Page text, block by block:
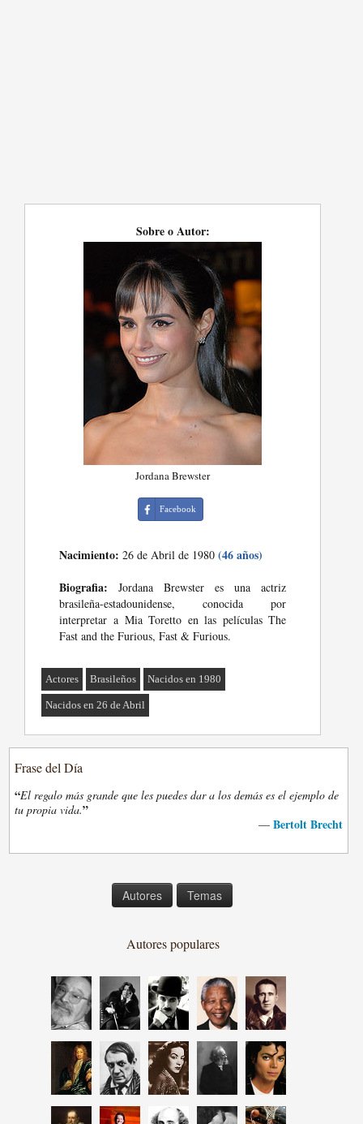
Sobre o Autor:
Jordana Brewster
Facebook
Nacimiento: 26 de Abril de 1980(46 años)
Biografia: Jordana Brewster es una actriz
brasileña-estadounidense, conocida por
interpretar a Mia Toretto en las películas The
Fast and the Furious, Fast & Furious.
Actores Brasileños Nacidos en 1980
Nacidos en 26 de Abril
Frase del Día
“El regalo más grande que les puedes dar a los demás es el ejemplo de
tu propia vida.”
— Bertolt Brecht
Autores Temas
Autores populares